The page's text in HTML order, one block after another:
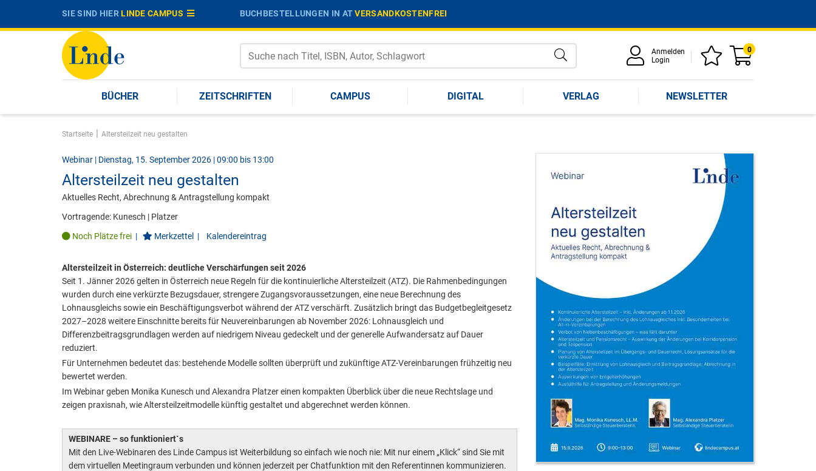
SIE SIND HIERLINDE CAMPUS BUCHBESTELLUNGEN IN ATVERSANDKOSTENFREI
Anmelden
Login
0
BÜCHER ZEITSCHRIFTEN CAMPUS DIGITAL VERLAG NEWSLETTER
Startseite | Altersteilzeit neu gestalten
Webinar | Dienstag, 15. September 2026 | 09:00 bis 13:00
Altersteilzeit neu gestalten
Aktuelles Recht, Abrechnung & Antragstellung kompakt
Vortragende: Kunesch | Platzer
Noch Plätze frei | Merkzettel | Kalendereintrag
Altersteilzeit in Österreich: deutliche Verschärfungen seit 2026
Seit 1. Jänner 2026 gelten in Österreich neue Regeln für die kontinuierliche Altersteilzeit (ATZ). Die Rahmenbedingungen
wurden durch eine verkürzte Bezugsdauer, strengere Zugangsvoraussetzungen, eine neue Berechnung des
Lohnausgleichs sowie ein Beschäftigungsverbot während der ATZ verschärft. Zusätzlich bringt das Budgetbegleitgesetz
2027–2028 weitere Einschnitte bereits für Neuvereinbarungen ab November 2026: Lohnausgleich und
Differenzbeitragsgrundlagen werden auf niedrigem Niveau gedeckelt und der generelle Aufwandersatz auf Dauer
reduziert.
Für Unternehmen bedeutet das: bestehende Modelle sollten überprüft und zukünftige ATZ-Vereinbarungen frühzeitig neu
bewertet werden.
Im Webinar geben Monika Kunesch und Alexandra Platzer einen kompakten Überblick über die neue Rechtslage und
zeigen praxisnah, wie Altersteilzeitmodelle künftig gestaltet und abgerechnet werden können.
WEBINARE – so funktioniert`s
Mit den Live-Webinaren des Linde Campus ist Weiterbildung so einfach wie noch nie: Mit nur einem „Klick“ sind Sie mit
dem virtuellen Meetingraum verbunden und können jederzeit per Chatfunktion mit den Referentinnen kommunizieren.